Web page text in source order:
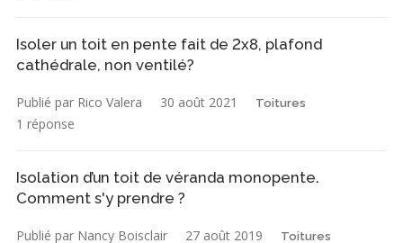
Isoler un toit en pente fait de 2x8, plafond
cathédrale, non ventilé?
Publié par Rico Valera 30 août 2021 Toitures
1 réponse
Isolation d’un toit de véranda monopente.
Comment s'y prendre ?
Publié par Nancy Boisclair 27 août 2019 Toitures